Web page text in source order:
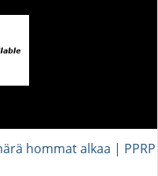
hommat alkaa | PPRP